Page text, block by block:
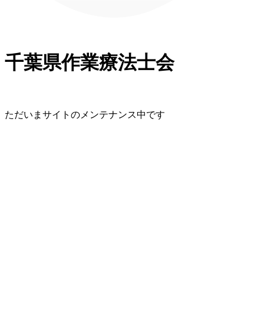
千葉県作業療法士会
ただいまサイトのメンテナンス中です